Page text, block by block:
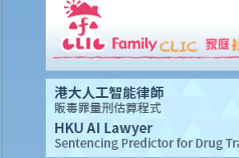
为保障易受伤害人士而订立之性罪行
A. 涉及年轻人或儿童的性罪行
1. 与13岁以下女童非法性交
2. 与16岁以下女童非法性交
3. 与21岁以下女童作出肛交
4. 与16岁以下男性进行的同性肛交
5. 问与答